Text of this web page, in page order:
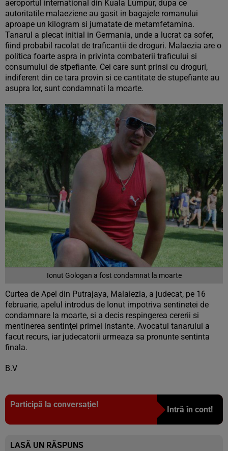
aeroportul international din Kuala Lumpur, dupa ce
autoritatile malaeziene au gasit in bagajele romanului
aproape un kilogram si jumatate de metamfetamina.
Tanarul a plecat initial in Germania, unde a lucrat ca sofer,
fiind probabil racolat de traficantii de droguri. Malaezia are o
politica foarte aspra in privinta combaterii traficului si
consumului de stpefiante. Cei care sunt prinsi cu droguri,
indiferent din ce tara provin si ce cantitate de stupefiante au
asupra lor, sunt condamnati la moarte.
Ionut Gologan a fost condamnat la moarte
Curtea de Apel din Putrajaya, Malaiezia, a judecat, pe 16
februarie, apelul introdus de Ionut impotriva sentinetei de
condamnare la moarte, si a decis respingerea cererii si
mentinerea sentinţei primei instante. Avocatul tanarului a
facut recurs, iar judecatorii urmeaza sa pronunte sentinta
finala.
B.V
Participă la conversație!
Intră în cont!
LASĂ UN RĂSPUNS